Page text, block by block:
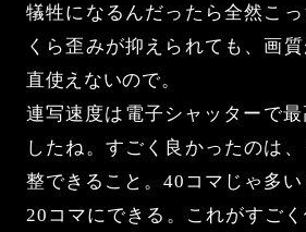
犠牲になるんだったら全然こ
くら歪みが抑えられても、画
直使えないので。
連写速度は電子シャッターで
したね。すごく良かったのは
整できること。40コマじゃ多
20コマにできる。これがすご